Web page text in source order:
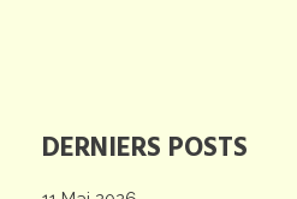
DERNIERS POSTS